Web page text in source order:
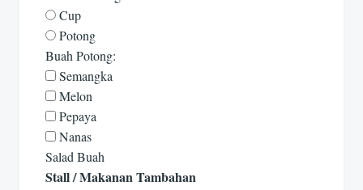
Cup
Potong
Buah Potong:
Semangka
Melon
Pepaya
Nanas
Salad Buah
Stall / Makanan Tambahan